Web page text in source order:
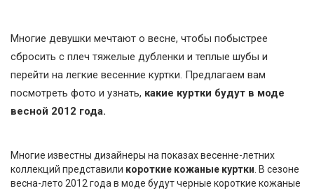
Многие девушки мечтают о весне, чтобы побыстрее
сбросить с плеч тяжелые дубленки и теплые шубы и
перейти на легкие весенние куртки. Предлагаем вам
посмотреть фото и узнать, какие куртки будут в моде
весной 2012 года.
Многие известны дизайнеры на показах весенне-летних
коллекций представили короткие кожаные куртки . В сезоне
весна-лето 2012 года в моде будут черные короткие кожаные